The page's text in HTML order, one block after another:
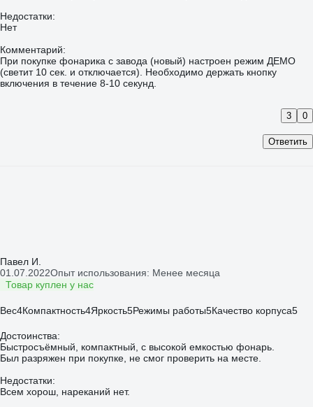
Недостатки:
Нет
Комментарий:
При покупке фонарика с завода (новый) настроен режим ДЕМО
(светит 10 сек. и отключается). Необходимо держать кнопку
включения в течение 8-10 секунд.
Ответить
3 0
Павел И.
01.07.2022Опыт использования: Менее месяца
Товар куплен у нас
Вес4Компактность4Яркость5Режимы работы5Качество корпуса5
Достоинства:
Быстросъёмный, компактный, с высокой емкостью фонарь.
Был разряжен при покупке, не смог проверить на месте.
Недостатки:
Всем хорош, нареканий нет.